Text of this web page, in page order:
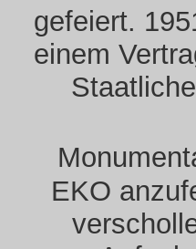
gefeiert.
einem
EKO